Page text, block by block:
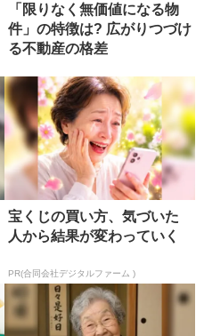
「限りなく無価値になる物
件」の特徴は? 広がりつづけ
る不動産の格差
宝くじの買い方、気づいた
人から結果が変わっていく
PR(合同会社デジタルファーム )